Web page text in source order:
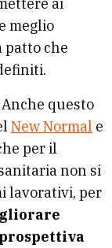
meglio
patto che
Anche questo
New Normal e
per il
non si
lavorativi, per